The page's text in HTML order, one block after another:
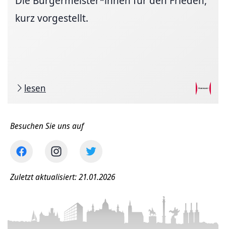
kurz vorgestellt.
lesen
Besuchen Sie uns auf
Zuletzt aktualisiert: 21.01.2026